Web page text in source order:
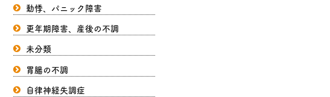
動悸、パニック障害
更年期障害、産後の不調
未分類
胃腸の不調
自律神経失調症